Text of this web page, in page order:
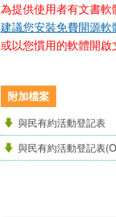
為提供使用者有文書
建議您安裝免費開源軟
或以您慣用的軟體開啟
附加檔案
與民有約活動登記表
與民有約活動登記表